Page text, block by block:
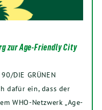
zur Age-Friendly City
DIE GRÜNEN
dafür ein, dass der
WHO-Netzwerk „Age-